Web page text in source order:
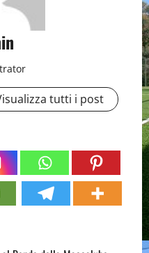
tutti i post